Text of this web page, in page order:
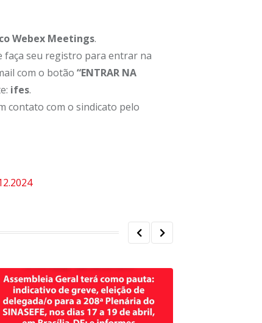
Webex Meetings.
faça seu registro para entrar na
com o botão “ENTRAR NA
ifes.
contato com o sindicato pelo